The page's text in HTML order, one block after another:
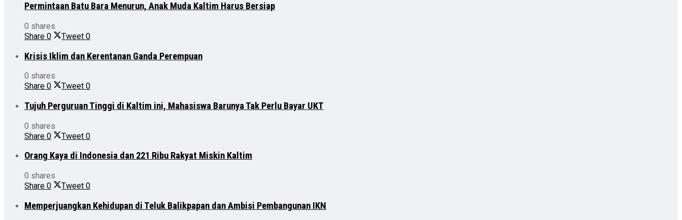
Permintaan Batu Bara Menurun, Anak Muda Kaltim Harus Bersiap
0 shares
Share 0 Tweet 0
Krisis Iklim dan Kerentanan Ganda Perempuan
0 shares
Share 0 Tweet 0
Tujuh Perguruan Tinggi di Kaltim ini, Mahasiswa Barunya Tak Perlu Bayar UKT
0 shares
Share 0 Tweet 0
Orang Kaya di Indonesia dan 221 Ribu Rakyat Miskin Kaltim
0 shares
Share 0 Tweet 0
Memperjuangkan Kehidupan di Teluk Balikpapan dan Ambisi Pembangunan IKN